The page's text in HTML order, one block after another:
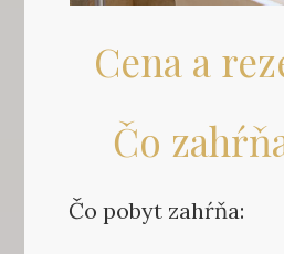
Cena a
Čo
Čo pobyt zahŕňa: